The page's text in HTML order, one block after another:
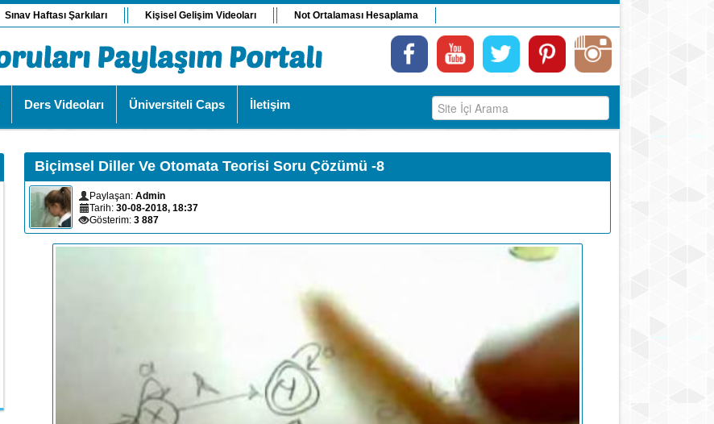
Sınav Haftası Şarkıları Kişisel Gelişim Videoları Not Ortalaması Hesaplama
Ders Videoları Üniversiteli Caps İletişim
Biçimsel Diller Ve Otomata Teorisi Soru Çözümü -8
Paylaşan: Admin
Tarih: 30-08-2018, 18:37
Gösterim: 3 887